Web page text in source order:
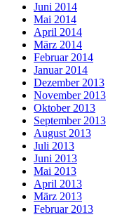
Juni 2014
Mai 2014
April 2014
März 2014
Februar 2014
Januar 2014
Dezember 2013
November 2013
Oktober 2013
September 2013
August 2013
Juli 2013
Juni 2013
Mai 2013
April 2013
März 2013
Februar 2013